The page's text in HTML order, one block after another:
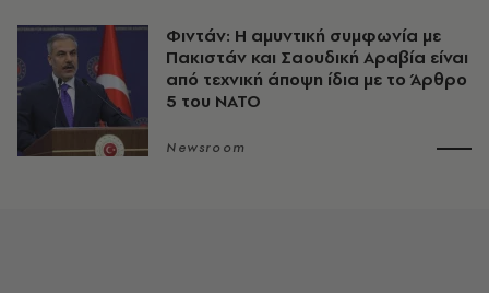
Φιντάν: Η αμυντική συμφωνία με
Πακιστάν και Σαουδική Αραβία είναι
από τεχνική άποψη ίδια με τo Άρθρο
5 του ΝΑΤΟ
Newsroom